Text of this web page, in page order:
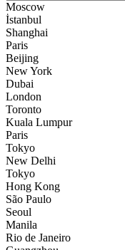
Moscow
İstanbul
Shanghai
Paris
Beijing
New York
Dubai
London
Toronto
Kuala Lumpur
Paris
Tokyo
New Delhi
Tokyo
Hong Kong
São Paulo
Seoul
Manila
Rio de Janeiro